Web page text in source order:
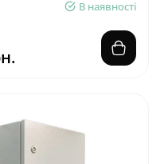
9.0 кВт
В наявності